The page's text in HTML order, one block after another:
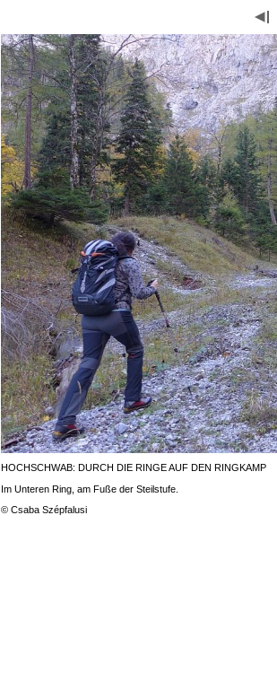
HOCHSCHWAB: DURCH DIE RINGE AUF DEN RINGKAMP
Im Unteren Ring, am Fuße der Steilstufe.
© Csaba Szépfalusi